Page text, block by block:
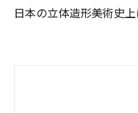
日本の立体造形美術史